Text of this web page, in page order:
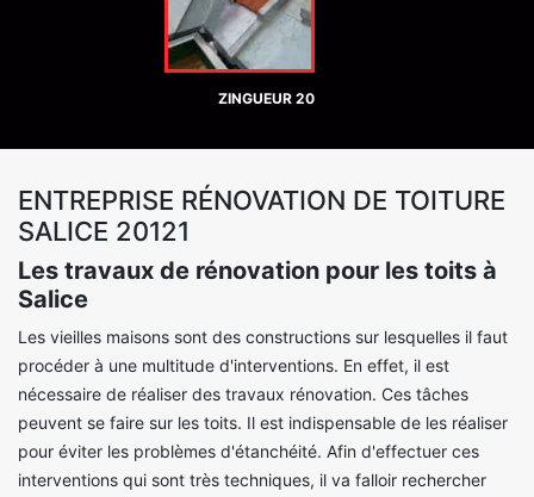
ZINGUEUR 20
ENTREPRISE RÉNOVATION DE TOITURE
SALICE 20121
Les travaux de rénovation pour les toits à
Salice
Les vieilles maisons sont des constructions sur lesquelles il faut
procéder à une multitude d'interventions. En effet, il est
nécessaire de réaliser des travaux rénovation. Ces tâches
peuvent se faire sur les toits. Il est indispensable de les réaliser
pour éviter les problèmes d'étanchéité. Afin d'effectuer ces
interventions qui sont très techniques, il va falloir rechercher